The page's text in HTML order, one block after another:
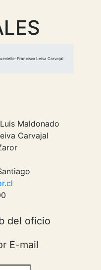
Francisco Leiva Carvajal
Luis Maldonado
Carvajal
del oficio
E-mail